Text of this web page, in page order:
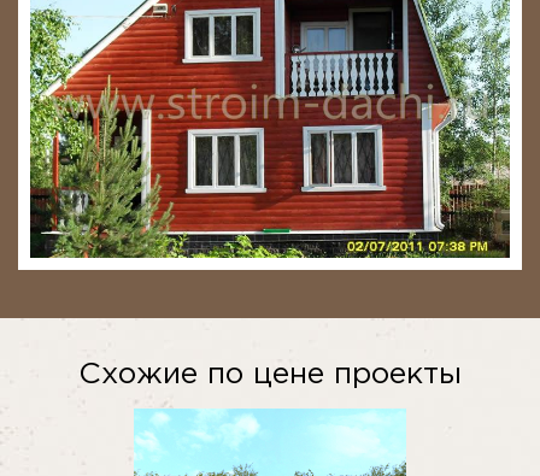
Схожие по цене проекты